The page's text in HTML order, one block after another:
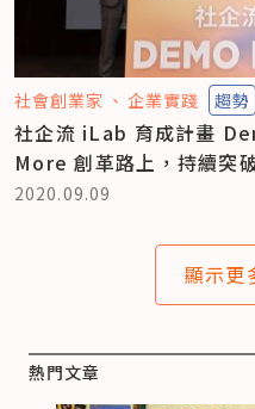
社會創業家 企業實踐 趨勢
社企流 iLab 育成計畫
More 創革路上，持續突
2020.09.09
顯示更
熱門文章